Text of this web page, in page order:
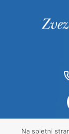
Na spletni